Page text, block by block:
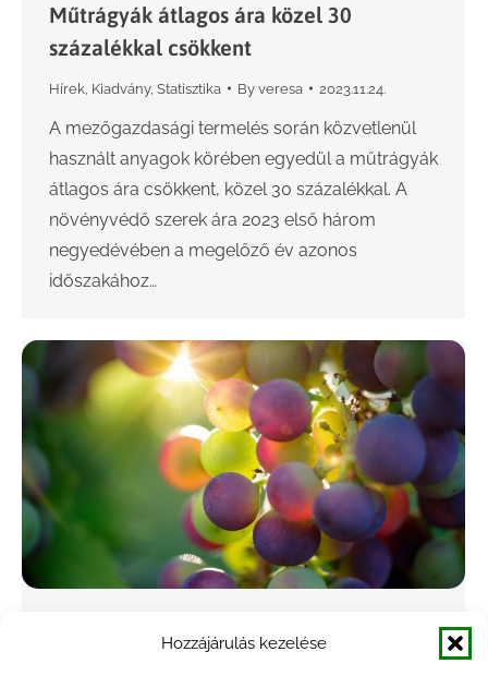
Hozzájárulás kezelése
Műtrágyák átlagos ára közel 30
százalékkal csökkent
Hírek Kiadvány, Statisztika By veresa 2023.11.24.
A mezőgazdasági termelés során közvetlenül
használt anyagok körében egyedül a műtrágyák
átlagos ára csökkent, közel 30 százalékkal. A
növényvédő szerek ára 2023 első három
negyedévében a megelőző év azonos
időszakához…
38 százalékkal nőhet idén